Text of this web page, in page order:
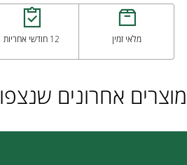
מלאי זמין 12 חודשי אחריות
מוצרים אחרונים שנצפו